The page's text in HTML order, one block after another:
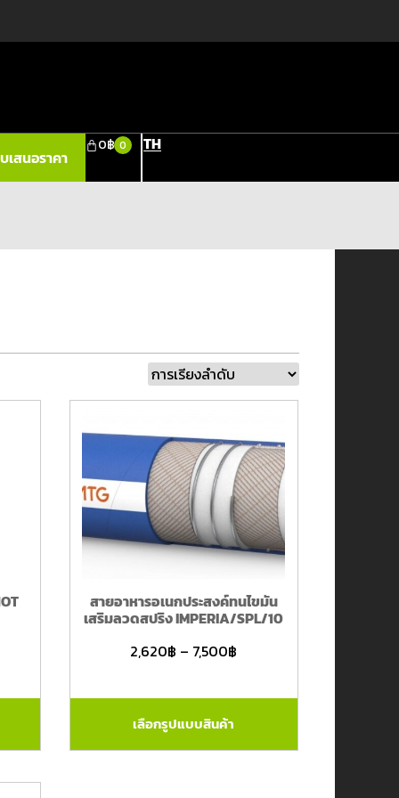
เสนอราคา
0฿ 0 TH
สายอาหารอเนกประสงค์ทนไขมัน
เสริมลวดสปริง IMPERIA/SPL/10
2,620฿ – 7,500฿
เลือกรูปแบบสินค้า